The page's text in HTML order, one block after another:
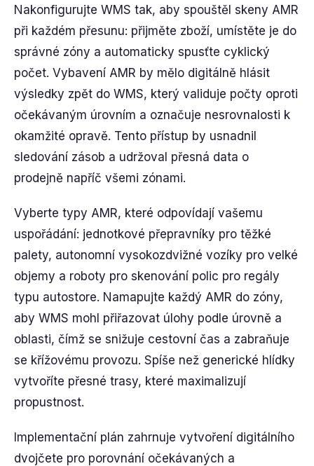
Nakonfigurujte WMS tak, aby spouštěl skeny AMR
při každém přesunu: přijměte zboží, umístěte je do
správné zóny a automaticky spusťte cyklický
počet. Vybavení AMR by mělo digitálně hlásit
výsledky zpět do WMS, který validuje počty oproti
očekávaným úrovním a označuje nesrovnalosti k
okamžité opravě. Tento přístup by usnadnil
sledování zásob a udržoval přesná data o
prodejně napříč všemi zónami.
Vyberte typy AMR, které odpovídají vašemu
uspořádání: jednotkové přepravníky pro těžké
palety, autonomní vysokozdvižné vozíky pro velké
objemy a roboty pro skenování polic pro regály
typu autostore. Namapujte každý AMR do zóny,
aby WMS mohl přiřazovat úlohy podle úrovně a
oblasti, čímž se snižuje cestovní čas a zabraňuje
se křížovému provozu. Spíše než generické hlídky
vytvoříte přesné trasy, které maximalizují
propustnost.
Implementační plán zahrnuje vytvoření digitálního
dvojčete pro porovnání očekávaných a